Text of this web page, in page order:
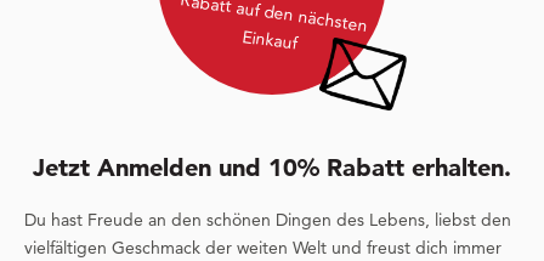
Rabatt auf den nächsten
Einkauf
Jetzt Anmelden und 10% Rabatt erhalten.
Du hast Freude an den schönen Dingen des Lebens, liebst den
vielfältigen Geschmack der weiten Welt und freust dich immer